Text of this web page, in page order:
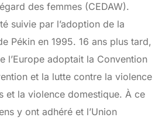
des femmes (CEDAW).
suivie par l’adoption de la
Pékin en 1995. 16 ans plus tard,
l’Europe adoptait la Convention
et la lutte contre la violence
et la violence domestique. À ce
y ont adhéré et l’Union